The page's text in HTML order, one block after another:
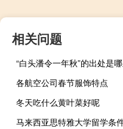
相关问题
“白头潘令一年秋”的出处是
各航空公司春节服饰特点
冬天吃什么黄叶菜好呢
马来西亚思特雅大学留学条